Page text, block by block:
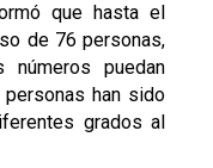
que hasta el
de 76 personas,
números puedan
han sido
grados al